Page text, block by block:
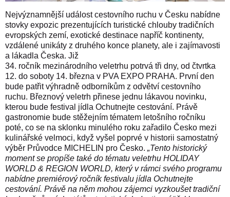
Nejvýznamnější událost cestovního ruchu v Česku nabídne
stovky expozic prezentujících turistické chlouby tradičních
evropských zemí, exotické destinace napříč kontinenty,
vzdálené unikáty z druhého konce planety, ale i zajímavosti
a lákadla Česka. Již
34. ročník mezinárodního veletrhu potrvá tři dny, od čtvrtka
12. do soboty 14. března v PVA EXPO PRAHA. První den
bude patřit výhradně odborníkům z odvětví cestovního
ruchu. Březnový veletrh přinese jednu lákavou novinku,
kterou bude festival jídla Ochutnejte cestování. Právě
gastronomie bude stěžejním tématem letošního ročníku
poté, co se na sklonku minulého roku zařadilo Česko mezi
kulinářské velmoci, když vyšel poprvé v historii samostatný
výběr Průvodce MICHELIN pro Česko. „Tento historický
moment se propíše také do tématu veletrhu HOLIDAY
WORLD & REGION WORLD, který v rámci svého programu
nabídne premiérový ročník festivalu jídla Ochutnejte
cestování. Právě na něm mohou zájemci vyzkoušet tradiční